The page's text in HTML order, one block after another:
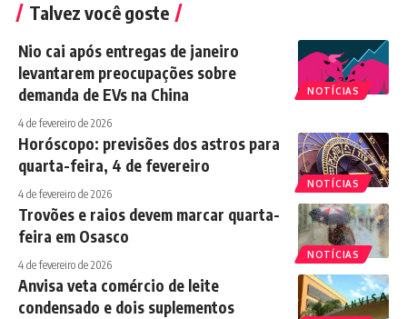
Talvez você goste
NOTÍCIAS
Nio cai após entregas de janeiro
levantarem preocupações sobre
demanda de EVs na China
4 de fevereiro de 2026
NOTÍCIAS
Horóscopo: previsões dos astros para
quarta-feira, 4 de fevereiro
4 de fevereiro de 2026
NOTÍCIAS
Trovões e raios devem marcar quarta-
feira em Osasco
4 de fevereiro de 2026
Anvisa veta comércio de leite
condensado e dois suplementos